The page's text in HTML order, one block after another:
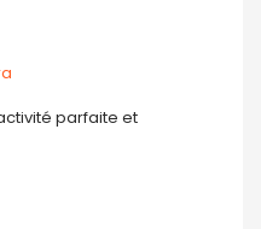
parfaite et